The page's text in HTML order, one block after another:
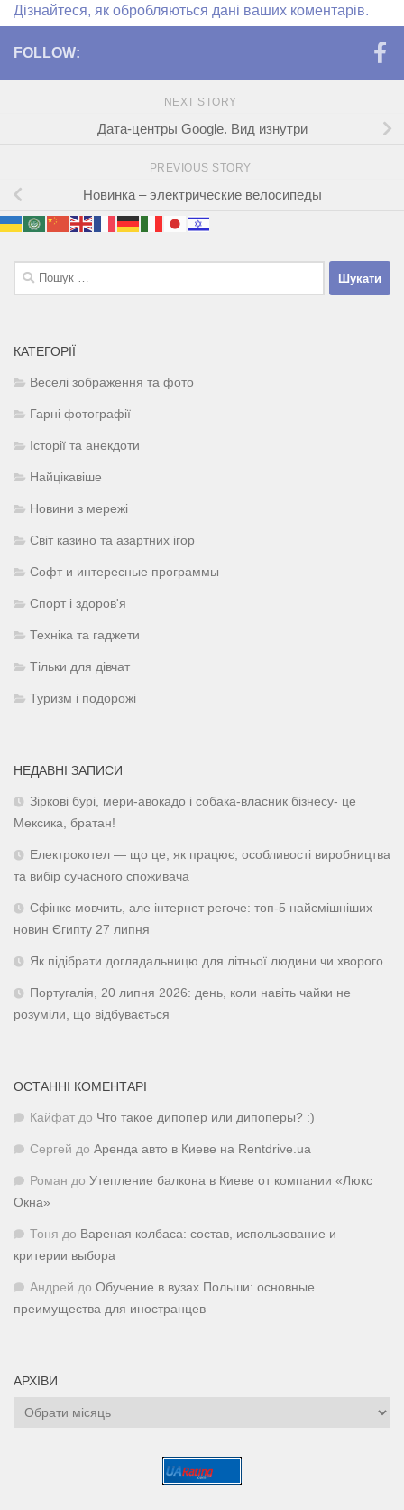
Дізнайтеся, як обробляються дані ваших коментарів.
FOLLOW:
NEXT STORY
Дата-центры Google. Вид изнутри
PREVIOUS STORY
Новинка – электрические велосипеды
Пошук:
КАТЕГОРІЇ
Веселі зображення та фото
Гарні фотографії
Історії та анекдоти
Найцікавіше
Новини з мережі
Світ казино та азартних ігор
Софт и интересные программы
Спорт і здоров'я
Техніка та гаджети
Тільки для дівчат
Туризм і подорожі
НЕДАВНІ ЗАПИСИ
Зіркові бурі, мери-авокадо і собака-власник бізнесу- це
Мексика, братан!
Електрокотел — що це, як працює, особливості виробництва
та вибір сучасного споживача
Сфінкс мовчить, але інтернет регоче: топ-5 найсмішніших
новин Єгипту 27 липня
Як підібрати доглядальницю для літньої людини чи хворого
Португалія, 20 липня 2026: день, коли навіть чайки не
розуміли, що відбувається
ОСТАННІ КОМЕНТАРІ
Кайфат до Что такое дипопер или дипоперы? :)
Сергей до Аренда авто в Киеве на Rentdrive.ua
Роман до Утепление балкона в Киеве от компании «Люкс
Окна»
Тоня до Вареная колбаса: состав, использование и
критерии выбора
Андрей до Обучение в вузах Польши: основные
преимущества для иностранцев
АРХІВИ
Архіви